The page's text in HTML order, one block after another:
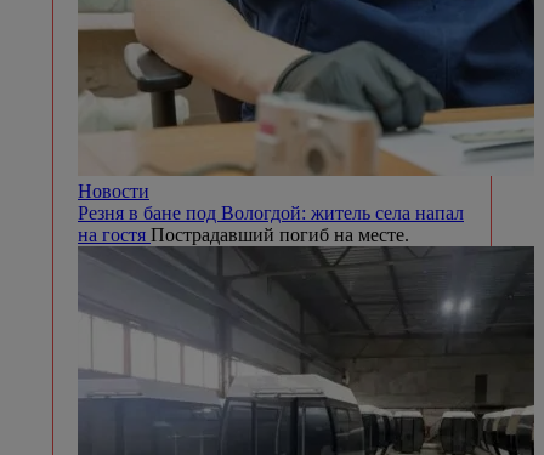
Новости
Резня в бане под Вологдой: житель села напал
на гостя Пострадавший погиб на месте.